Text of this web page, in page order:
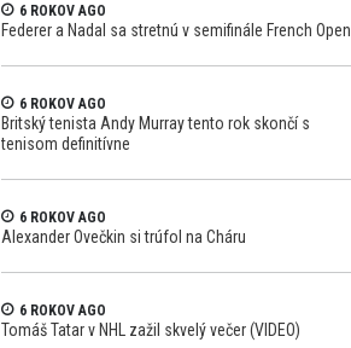
6 ROKOV AGO
Federer a Nadal sa stretnú v semifinále French Open
6 ROKOV AGO
Britský tenista Andy Murray tento rok skončí s
tenisom definitívne
6 ROKOV AGO
Alexander Ovečkin si trúfol na Cháru
6 ROKOV AGO
Tomáš Tatar v NHL zažil skvelý večer (VIDEO)